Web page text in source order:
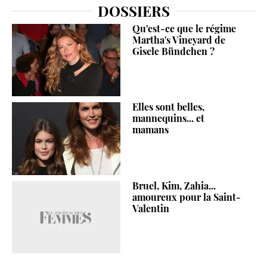
DOSSIERS
Qu'est-ce que le régime
Martha's Vineyard de
Gisele Bündchen ?
Elles sont belles,
mannequins... et
mamans
Bruel, Kim, Zahia...
amoureux pour la Saint-
Valentin